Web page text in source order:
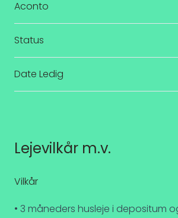
Aconto
Status
Date Ledig
Lejevilkår m.v.
Vilkår
• 3 måneders husleje i depositum